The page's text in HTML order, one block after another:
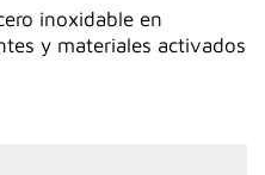
inoxidable en
y materiales activados